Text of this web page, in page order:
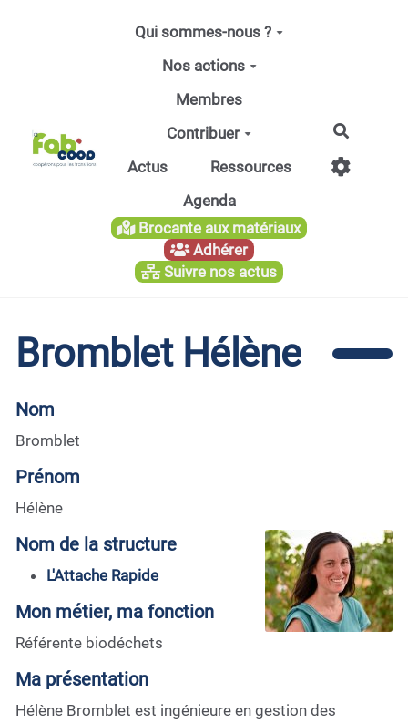
Aller au contenu principal
Qui sommes-nous ?
Nos actions
Membres
Contribuer
Actus
Ressources
Agenda
Brocante aux matériaux
Adhérer
Suivre nos actus
Bromblet Hélène
Nom
Bromblet
Prénom
Hélène
Nom de la structure
L'Attache Rapide
Mon métier, ma fonction
Référente biodéchets
Ma présentation
Hélène Bromblet est ingénieure en gestion des